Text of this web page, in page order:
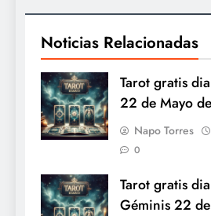
Noticias Relacionadas
Tarot gratis
22 de Mayo
Napo Torres
0
Tarot gratis
Géminis 22